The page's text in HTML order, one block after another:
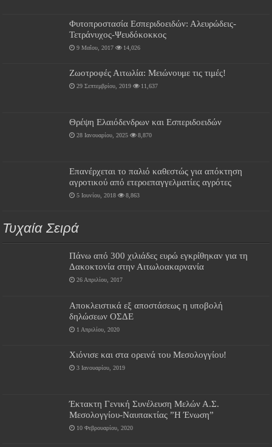
Φυτοπροστασία Εσπεριδοειδών: Αλευρώδεις-
Τετράνυχος-Ψευδόκοκκος
9 Μαΐου, 2017 14,026
Ζωοτροφές Αιτωλία: Μειώνουμε τις τιμές!
29 Σεπτεμβρίου, 2019 11,637
Θρέψη Ελαιόδενδρων και Εσπεριδοειδών
28 Ιανουαρίου, 2025 8,870
Επανέρχεται το παλιό καθεστώς για απόκτηση
αγροτικού από ετεροεπαγγελματίες αγρότες
5 Ιουνίου, 2018 8,863
Τυχαία Σειρά
Πάνω από 300 χιλιάδες ευρώ εγκρίθηκαν για τη
Δακοκτονία στην Αιτωλοακαρνανία
26 Απριλίου, 2017
Αποκλειστικά εξ αποστάσεως η υποβολή
δηλώσεων ΟΣΔΕ
1 Απριλίου, 2020
Χιόνισε και στα ορεινά του Μεσολογγίου!
3 Ιανουαρίου, 2019
Έκτακτη Γενική Συνέλευση Μελών Α.Σ.
Μεσολογγίου-Ναυπακτίας ”Η Ένωση”
10 Φεβρουαρίου, 2020